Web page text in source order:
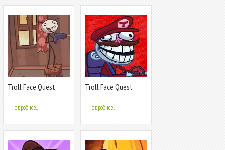
Troll Face Quest
Подробнее...
Troll Face Quest
Подробнее...